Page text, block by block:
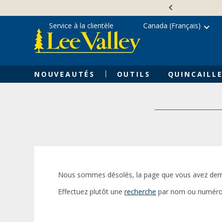
content
NOUVEAUTÉS OUTILS
Service à la clientèle Canada (Français)
Nous sommes désolés, la page que vous avez
Effectuez plutôt une recherche par nom ou